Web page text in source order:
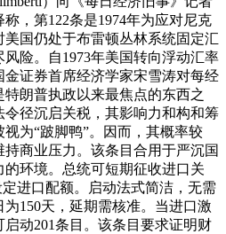
称，第122条是1974年为应对尼克
美国仍处于布雷顿丛林系统固定汇
险。自1973年美国转向浮动汇率
证券首席经济学家宋雪涛对每经
朗普执政以来最焦点的东西之
径沉启关税，其影响力和构和筹
为“跛脚鸭”。因而，其概率较
商业压力。该条目合用于严沉国
环境。总统可短期征收进口关
进口配额。启动法式简洁，无需
150天，延期需核准。当进口激
动201条目。该条目要求证明财